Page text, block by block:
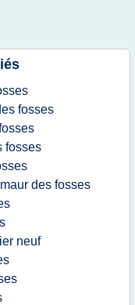
fosses
fosses
des fosses
neuf